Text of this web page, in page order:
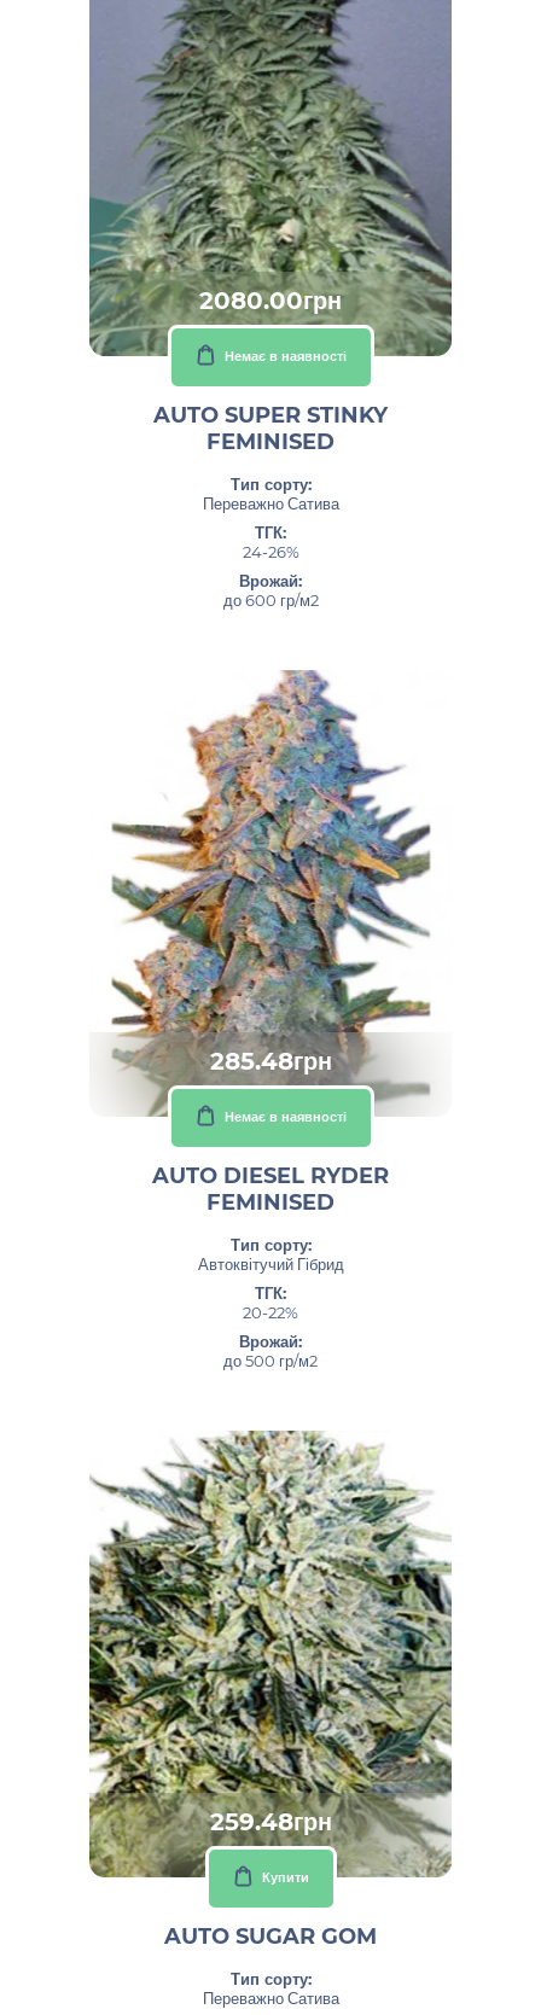
2080.00грн
Немає в наявності
AUTO SUPER STINKY
FEMINISED
Тип сорту:
Переважно Сатива
ТГК:
24-26%
Врожай:
до 600 гр/м2
285.48грн
Немає в наявності
AUTO DIESEL RYDER
FEMINISED
Тип сорту:
Автоквітучий Гібрид
ТГК:
20-22%
Врожай:
до 500 гр/м2
259.48грн
Купити
AUTO SUGAR GOM
Тип сорту:
Переважно Сатива